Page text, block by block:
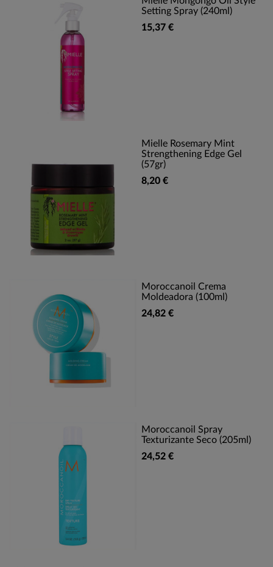
Setting Spray (240ml)
15,37 €
Mielle Rosemary Mint
Strengthening Edge Gel
(57gr)
8,20 €
Moroccanoil Crema
Moldeadora (100ml)
24,82 €
Moroccanoil Spray
Texturizante Seco (205ml)
24,52 €